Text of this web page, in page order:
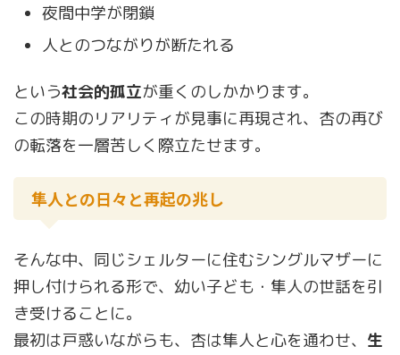
夜間中学が閉鎖
人とのつながりが断たれる
という社会的孤立が重くのしかかります。
この時期のリアリティが見事に再現され、杏の再び
の転落を一層苦しく際立たせます。
隼人との日々と再起の兆し
そんな中、同じシェルターに住むシングルマザーに
押し付けられる形で、幼い子ども・隼人の世話を引
き受けることに。
最初は戸惑いながらも、杏は隼人と心を通わせ、 生